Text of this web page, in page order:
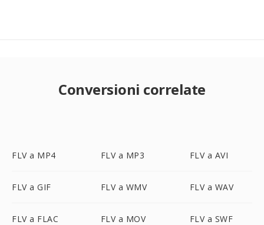
Conversioni correlate
FLV a MP4 FLV a MP3 FLV a AVI
FLV a GIF FLV a WMV FLV a WAV
FLV a FLAC FLV a MOV FLV a SWF